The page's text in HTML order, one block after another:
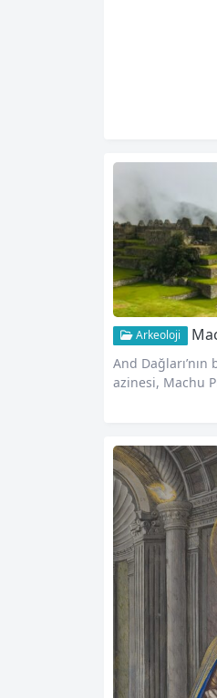
Arkeoloji
And
azinesi, Machu
bir tarihi miras
alır. Bu
mmelliklerini,
klerini
hazine olarak…